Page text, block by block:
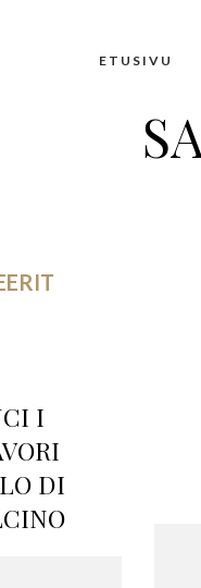
ETUSIVU
I
DI